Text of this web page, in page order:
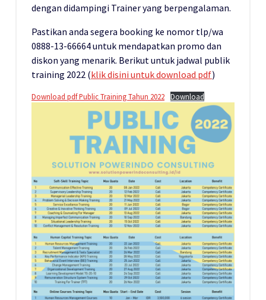
dengan didampingi Trainer yang berpengalaman.
Pastikan anda segera booking ke nomor tlp/wa
0888-13-66664 untuk mendapatkan promo dan
diskon yang menarik. Berikut untuk jadwal publik
training 2022 (klik disini untuk download pdf)
Download pdf Public Training Tahun 2022 Download